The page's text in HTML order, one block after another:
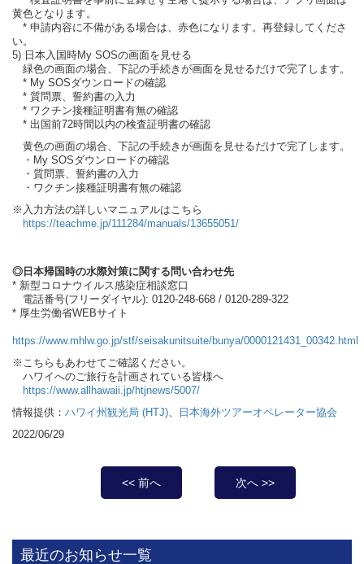
黄色となります。
* 申請内容に不備がある場合は、赤色になります。再登録してくださ
い。
5) 日本入国時My SOSの画面を見せる
緑色の画面の場合、下記の手続きが画面を見せるだけで完了します。
* My SOSダウンロードの確認
* 質問票、誓約書の入力
* ワクチン接種証明書有無の確認
* 出国前72時間以内の検査証明書の確認
黄色の画面の場合、下記の手続きが画面を見せるだけで完了します。
・My SOSダウンロードの確認
・質問票、誓約書の入力
・ワクチン接種証明書有無の確認
※入力方法の詳しいマニュアルはこちら
https://teachme.jp/111284/manuals/13655051/
◎日本帰国時の水際対策に関する問い合わせ先
* 新型コロナウイルス感染症相談窓口
電話番号(フリーダイヤル): 0120-248-668 / 0120-289-322
* 厚生労働省WEBサイト
https://www.mhlw.go.jp/stf/seisakunitsuite/bunya/0000121431_00342.html
※こちらもあわせてご確認ください。
ハワイへのご旅行を計画されている皆様へ
https://www.allhawaii.jp/htjnews/5007/
情報提供： ハワイ州観光局 (HTJ)、
日本海外ツアーオペレーター協会
2022/06/29
<< 前へ 次へ >>
最近のお知らせ一覧